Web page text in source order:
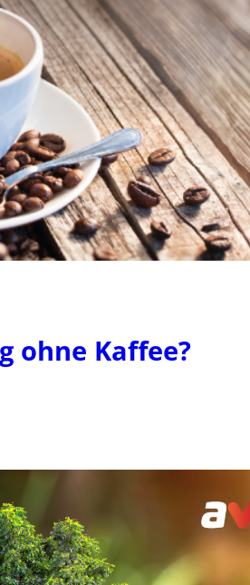
ohne Kaffee?